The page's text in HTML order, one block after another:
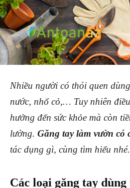
Nhiều người có thói quen
nước, nhổ cỏ,… Tuy nhiên
hưởng đến sức khỏe mà còn
lường. Găng tay làm vườn có
tác dụng gì, cùng tìm hiểu nhé.
Các loại găng tay